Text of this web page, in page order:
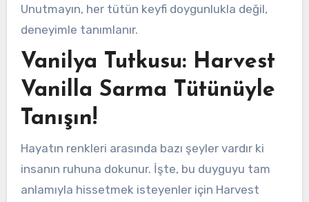
Unutmayın, her tütün keyfi doygunlukla değil,
deneyimle tanımlanır.
Vanilya Tutkusu: Harvest
Vanilla Sarma Tütünüyle
Tanışın!
Hayatın renkleri arasında bazı şeyler vardır ki
insanın ruhuna dokunur. İşte, bu duyguyu tam
anlamıyla hissetmek isteyenler için Harvest